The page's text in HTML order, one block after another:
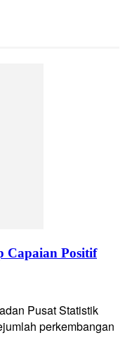
Capaian Positif
Pusat Statistik
perkembangan